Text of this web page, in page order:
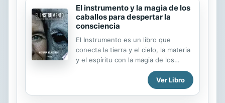
El instrumento y la magia de los
caballos para despertar la
consciencia
El Instrumento es un libro que
conecta la tierra y el cielo, la materia
y el espíritu con la magia de los
caballos como una pista o un camino
por donde el hombre puede
encontrar liberación y verdad. ¿De
Ver Libro